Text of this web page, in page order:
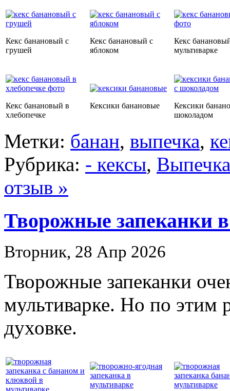
Кекс банановый с
грушей
Кекс банановый с
яблоком
Кекс
мультиварке
Кекс банановый в
хлебопечке
Кексики банановые
Кексики
шоколадом
Метки: банан, выпечка,
Рубрика: - кексы, Выпечка
отзыв »
Творожные запеканки
Вторник, 28 Апр 2026
Творожные запеканки
мультиварке. Но по этим
духовке.